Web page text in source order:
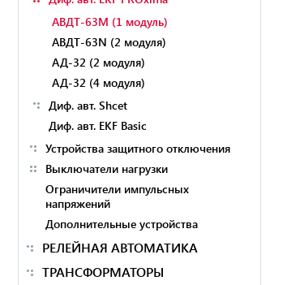
АВДТ-63M (1 модуль)
АВДТ-63N (2 модуля)
АД-32 (2 модуля)
АД-32 (4 модуля)
Диф. авт. Shcet
Диф. авт. EKF Basic
Устройства защитного отключения
Выключатели нагрузки
Ограничители импульсных
напряжений
Дополнительные устройства
РЕЛЕЙНАЯ АВТОМАТИКА
ТРАНСФОРМАТОРЫ